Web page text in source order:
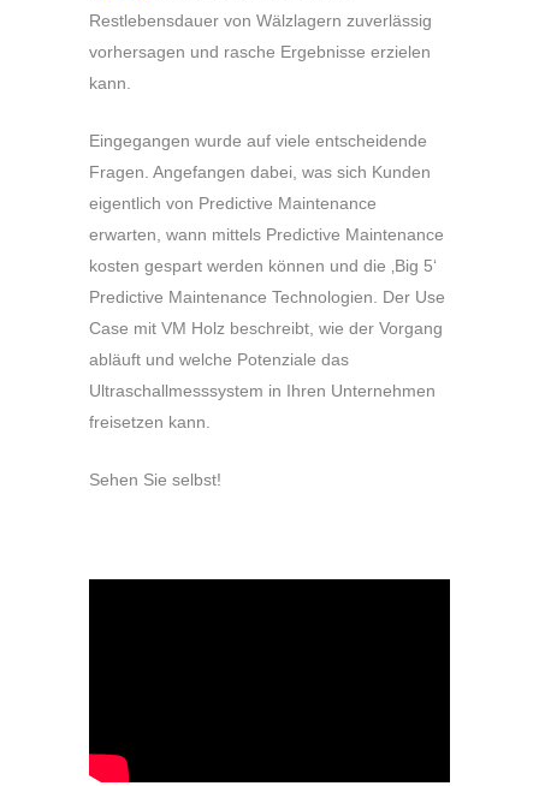
Restlebensdauer von Wälzlagern zuverlässig
vorhersagen und rasche Ergebnisse erzielen
kann.
Eingegangen wurde auf viele entscheidende
Fragen. Angefangen dabei, was sich Kunden
eigentlich von Predictive Maintenance
erwarten, wann mittels Predictive Maintenance
kosten gespart werden können und die ‚Big 5‘
Predictive Maintenance Technologien. Der Use
Case mit VM Holz beschreibt, wie der Vorgang
abläuft und welche Potenziale das
Ultraschallmesssystem in Ihren Unternehmen
freisetzen kann.
Sehen Sie selbst!